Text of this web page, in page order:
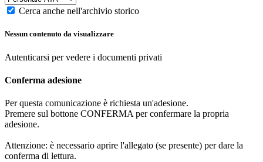
Cerca anche nell'archivio storico
Nessun contenuto da visualizzare
Autenticarsi per vedere i documenti privati
Conferma adesione
Per questa comunicazione è richiesta un'adesione.
Premere sul bottone CONFERMA per confermare la propria
adesione.
Attenzione: è necessario aprire l'allegato (se presente) per dare la
conferma di lettura.